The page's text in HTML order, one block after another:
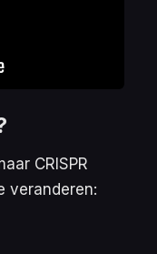
CRISPR
veranderen: